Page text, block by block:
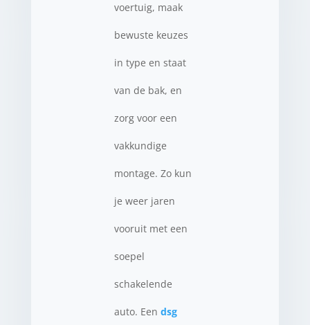
voertuig, maak
bewuste keuzes
in type en staat
van de bak, en
zorg voor een
vakkundige
montage. Zo kun
je weer jaren
vooruit met een
soepel
schakelende
auto. Een dsg